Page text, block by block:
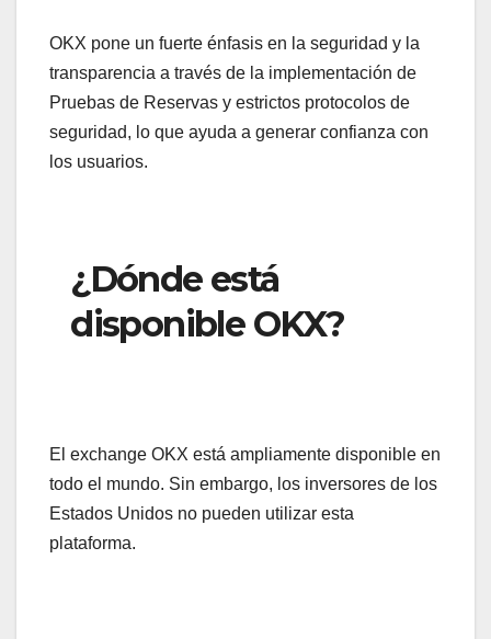
OKX pone un fuerte énfasis en la seguridad y la
transparencia a través de la implementación de
Pruebas de Reservas y estrictos protocolos de
seguridad, lo que ayuda a generar confianza con
los usuarios.
¿Dónde está
disponible OKX?
El exchange OKX está ampliamente disponible en
todo el mundo. Sin embargo, los inversores de los
Estados Unidos no pueden utilizar esta
plataforma.